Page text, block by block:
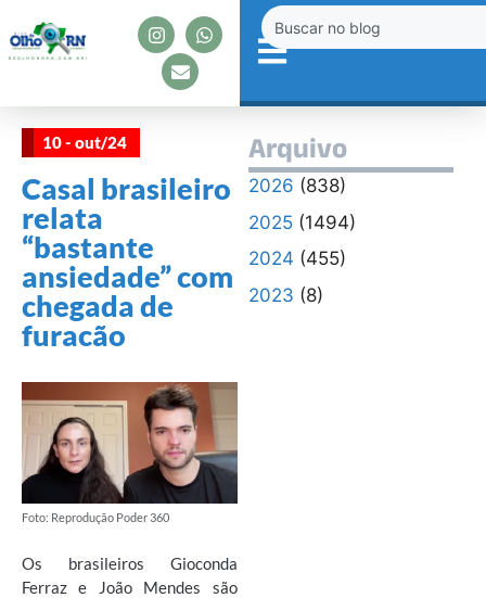
10 - out/24
Casal brasileiro
relata
“bastante
ansiedade” com
chegada de
furacão
Foto: Reprodução Poder 360
Os brasileiros Gioconda
Ferraz e João Mendes são
Arquivo
2026 (838)
2025(1494)
2024 (455)
2023 (8)